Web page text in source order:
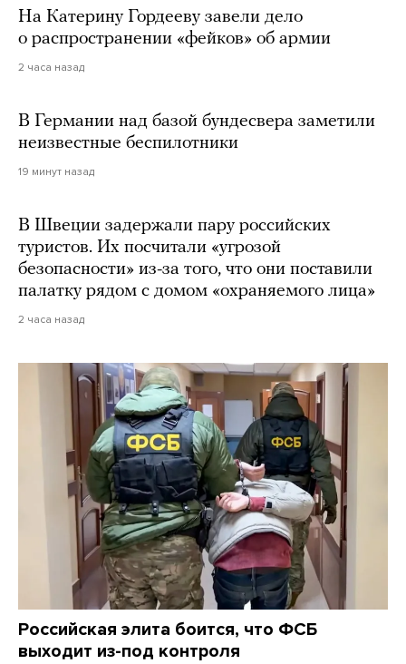
На Катерину Гордееву завели дело
о распространении «фейков» об армии
2 часа назад
В Германии над базой бундесвера заметили
неизвестные беспилотники
19 минут назад
В Швеции задержали пару российских
туристов. Их посчитали «угрозой
безопасности» из-за того, что они поставили
палатку рядом с домом «охраняемого лица»
2 часа назад
Российская элита боится, что ФСБ
выходит из-под контроля